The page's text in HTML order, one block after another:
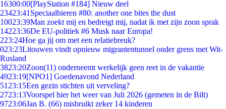
16300:00[PlayStation #184] Nieuw deel
23423:41 Speciaalbieren #80: another one bites the dust
10023:39Man zoekt mij en bedreigt mij, nadat ik met zijn zoon sprak
14223:36De EU-politiek #6 Musk naar Europa!
223:24Hoe ga jij om met een relatiebreuk?
023:23Litouwen vindt opnieuw migrantentunnel onder grens met Wit-
Rusland
3823:20Zoon(11) onderneemt werkelijk geen reet in de vakantie
4923:19[NPO1] Goedenavond Nederland
51 23:15Een gezin stichten uit verveling?
2723:13Voorspel hier het weer van Juli 2026 (gemeten in de Bilt)
9723:06Jan B. (66) misbruikt zeker 14 kinderen